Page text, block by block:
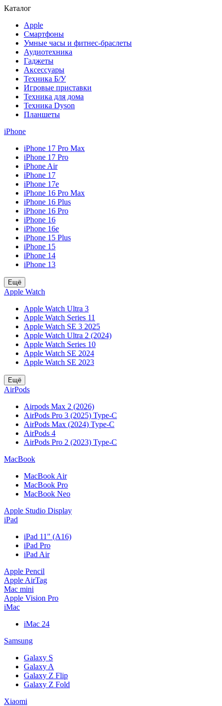
Каталог
Apple
Смартфоны
Умные часы и фитнес-браслеты
Аудиотехника
Гаджеты
Аксессуары
Техника Б/У
Игровые приставки
Техника для дома
Техника Dyson
Планшеты
iPhone
iPhone 17 Pro Max
iPhone 17 Pro
iPhone Air
iPhone 17
iPhone 17e
iPhone 16 Pro Max
iPhone 16 Plus
iPhone 16 Pro
iPhone 16
iPhone 16e
iPhone 15 Plus
iPhone 15
iPhone 14
iPhone 13
Ещё
Apple Watch
Apple Watch Ultra 3
Apple Watch Series 11
Apple Watch SE 3 2025
Apple Watch Ultra 2 (2024)
Apple Watch Series 10
Apple Watch SE 2024
Apple Watch SE 2023
Ещё
AirPods
Airpods Max 2 (2026)
AirPods Pro 3 (2025) Type-C
AirPods Max (2024) Type-C
AirPods 4
AirPods Pro 2 (2023) Type-C
MacBook
MacBook Air
MacBook Pro
MacBook Neo
Apple Studio Display
iPad
iPad 11" (A16)
iPad Pro
iPad Air
Apple Pencil
Apple AirTag
Mac mini
Apple Vision Pro
iMac
iMac 24
Samsung
Galaxy S
Galaxy A
Galaxy Z Flip
Galaxy Z Fold
Xiaomi